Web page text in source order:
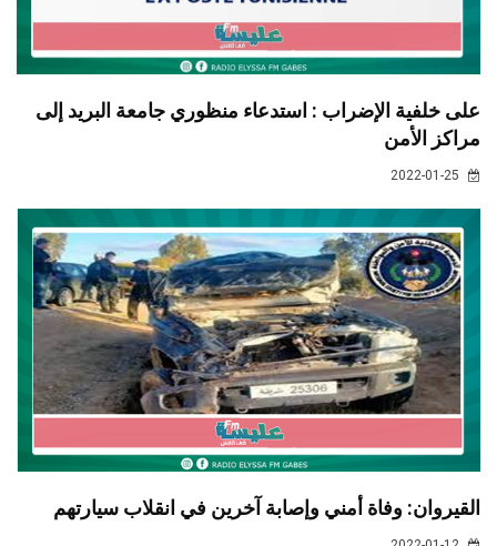
على خلفية الإضراب : استدعاء منظوري جامعة البريد إلى
مراكز الأمن
القيروان: وفاة أمني وإصابة آخرين في انقلاب سيارتهم